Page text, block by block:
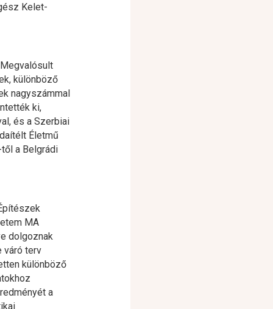
Kelet-
különböző
nagyszámmal
ki,
és a Szerbiai
Életmű
a Belgrádi
MA
dolgoznak
váró terv
különböző
a